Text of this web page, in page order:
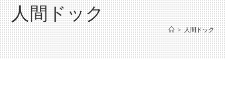
人間ドック
> 人間ドック